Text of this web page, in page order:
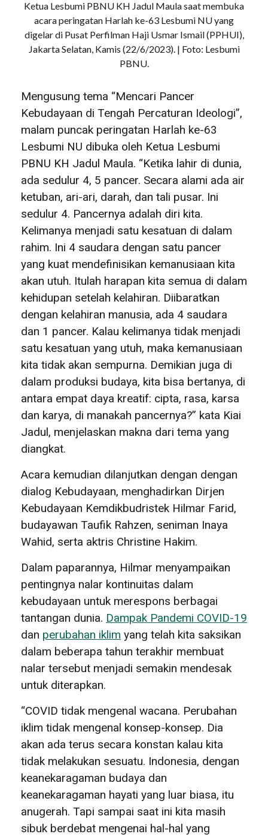
Ketua Lesbumi PBNU KH Jadul Maula saat membuka
acara peringatan Harlah ke-63 Lesbumi NU yang
digelar di Pusat Perfilman Haji Usmar Ismail (PPHUI),
Jakarta Selatan, Kamis (22/6/2023). | Foto: Lesbumi
PBNU.
Mengusung tema “Mencari Pancer
Kebudayaan di Tengah Percaturan Ideologi”,
malam puncak peringatan Harlah ke-63
Lesbumi NU dibuka oleh Ketua Lesbumi
PBNU KH Jadul Maula. “Ketika lahir di dunia,
ada sedulur 4, 5 pancer. Secara alami ada air
ketuban, ari-ari, darah, dan tali pusar. Ini
sedulur 4. Pancernya adalah diri kita.
Kelimanya menjadi satu kesatuan di dalam
rahim. Ini 4 saudara dengan satu pancer
yang kuat mendefinisikan kemanusiaan kita
akan utuh. Itulah harapan kita semua di dalam
kehidupan setelah kelahiran. Diibaratkan
dengan kelahiran manusia, ada 4 saudara
dan 1 pancer. Kalau kelimanya tidak menjadi
satu kesatuan yang utuh, maka kemanusiaan
kita tidak akan sempurna. Demikian juga di
dalam produksi budaya, kita bisa bertanya, di
antara empat daya kreatif: cipta, rasa, karsa
dan karya, di manakah pancernya?” kata Kiai
Jadul, menjelaskan makna dari tema yang
diangkat.
Acara kemudian dilanjutkan dengan dengan
dialog Kebudayaan, menghadirkan Dirjen
Kebudayaan Kemdikbudristek Hilmar Farid,
budayawan Taufik Rahzen, seniman Inaya
Wahid, serta aktris Christine Hakim.
Dalam paparannya, Hilmar menyampaikan
pentingnya nalar kontinuitas dalam
kebudayaan untuk merespons berbagai
tantangan dunia. Dampak Pandemi COVID-19
dan perubahan iklim yang telah kita saksikan
dalam beberapa tahun terakhir membuat
nalar tersebut menjadi semakin mendesak
untuk diterapkan.
“COVID tidak mengenal wacana. Perubahan
iklim tidak mengenal konsep-konsep. Dia
akan ada terus secara konstan kalau kita
tidak melakukan sesuatu. Indonesia, dengan
keanekaragaman budaya dan
keanekaragaman hayati yang luar biasa, itu
anugerah. Tapi sampai saat ini kita masih
sibuk berdebat mengenai hal-hal yang